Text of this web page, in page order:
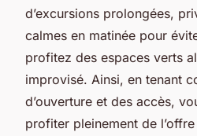
d’excursions prolongées,
calmes en matinée pour
profitez des espaces verts
improvisé. Ainsi, en tenant
d’ouverture et des accès,
profiter pleinement de